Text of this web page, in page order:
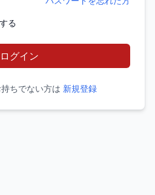
る
ログイン
ちでない方は 新規登録